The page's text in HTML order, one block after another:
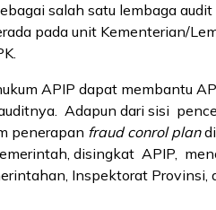
salah satu lembaga
pada unit Kementerian/
APIP dapat membantu
Adapun dari sisi
penerapan fraud conrol plandi
disingkat APIP,
Inspektorat Provinsi,